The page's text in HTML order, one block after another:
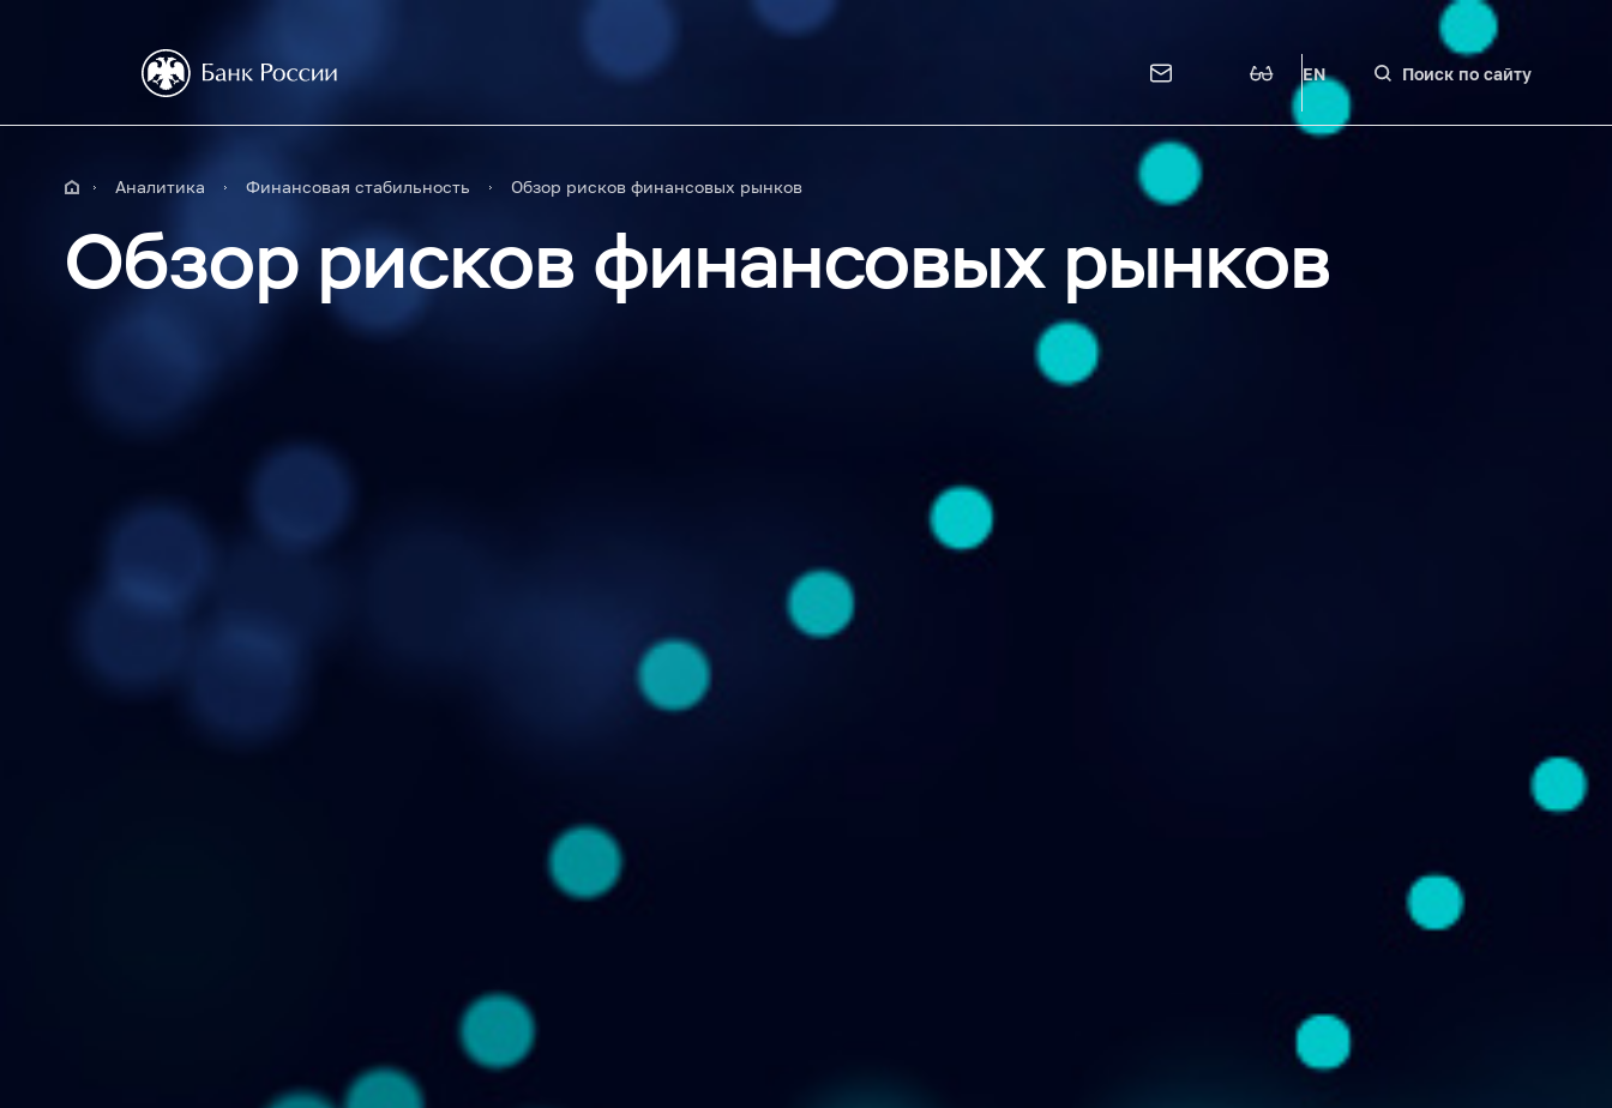
EN Поиск по сайту
Аналитика Финансовая стабильность Обзор рисков финансовых рынков
Обзор рисков финансовых рынков